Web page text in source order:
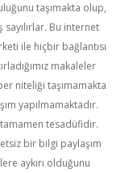
taşımakta olup,
Bu internet
ile hiçbir bağlantısı
makaleler
niteliği taşımamakta
yapılmamaktadır.
tesadüfidir.
bir bilgi paylaşım
aykırı olduğunu